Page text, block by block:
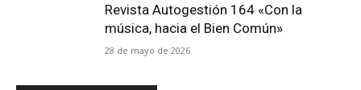
Revista Autogestión 164 «Con la
música, hacia el Bien Común»
28 de mayo de 2026